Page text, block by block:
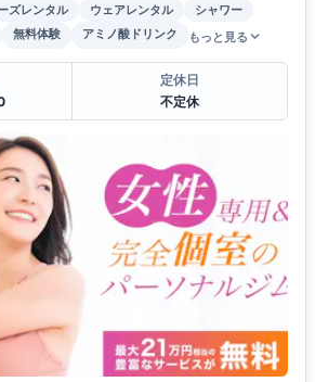
ズレンタル ウェアレンタル
シャワー
無料体験 アミノ酸ドリンク もっと見る
定休日
不定休